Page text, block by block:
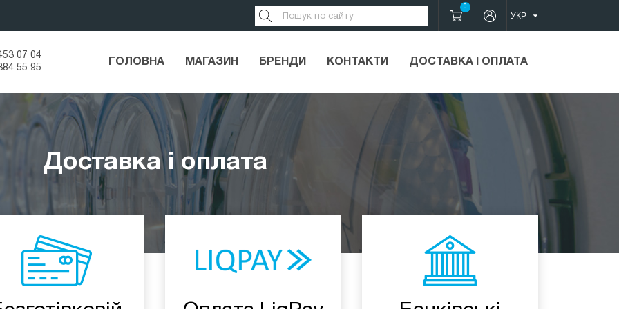
0
07 04
55 95
ГОЛОВНА МАГАЗИН БРЕНДИ КОНТАКТИ ДОСТАВКА І ОПЛАТА
Доставка і оплата